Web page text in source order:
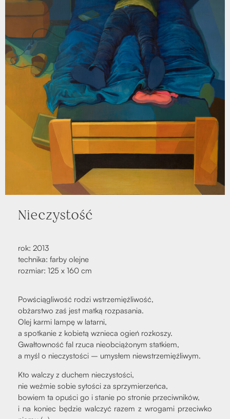
Nie­czy­stość
rok: 2013
tech­ni­ka: far­by olej­ne
roz­miar: 125 x 160 cm
Powścią­gli­wość rodzi wstrze­mięź­li­wość,
obżar­stwo zaś jest mat­ką roz­pa­sa­nia.
Olej kar­mi lam­pę w latar­ni,
a spo­tka­nie z kobie­tą wznie­ca ogień roz­ko­szy.
Gwał­tow­ność fal rzu­ca nie­ob­cią­żo­nym stat­kiem,
a myśl o nie­czy­sto­ści – umy­słem nie­wstrze­mięź­li­wym.
Kto wal­czy z duchem nie­czy­sto­ści,
nie weź­mie sobie syto­ści za sprzy­mie­rzeń­ca,
bowiem ta opu­ści go i sta­nie po stro­nie prze­ciw­ni­ków,
i na koniec będzie wal­czyć razem z wro­ga­mi prze­ciw­ko